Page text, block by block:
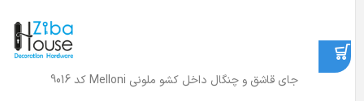
جای قاشق و چنگال داخل کشو ملونی Melloni کد 9016